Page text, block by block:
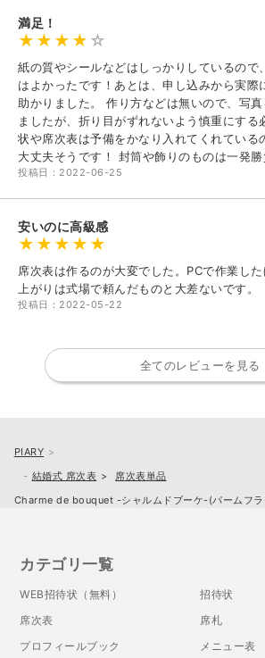
満足！
紙の質やシールなどはしっかりしているので
はよかったです！あとは、申し込みから実際
助かりました。 作り方などは無いので、写
ましたが、折り目がずれないよう慎重にする
状や席次表は予備をかなり入れてくれている
大丈夫そうです！ 封筒や飾りのものは一発勝
投稿日：2022-06-25
安いのに高級感
席次表は作るのが大変でした。PCで作業し
上がりは式場で頼んだものと大差ないです。
投稿日：2022-05-22
全てのレビューを見る
PIARY
結婚式 席次表
席次表単品
Charme de bouquet -シャルムドブーケ-(パームフラ
カテゴリ一覧
WEB招待状（無料）
招待状
席次表
席札
プロフィールブック
メニュー表